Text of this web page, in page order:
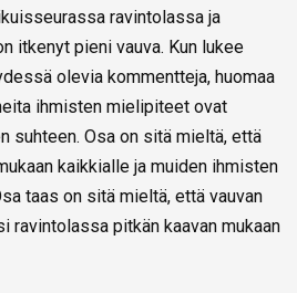
ravintolassa ja
itkenyt pieni vauva. Kun lukee
olevia kommentteja, huomaa
ihmisten mielipiteet ovat
suhteen. Osa on sitä mieltä, että
kaikkialle ja muiden ihmisten
taas on sitä mieltä, että vauvan
ravintolassa pitkän kaavan mukaan